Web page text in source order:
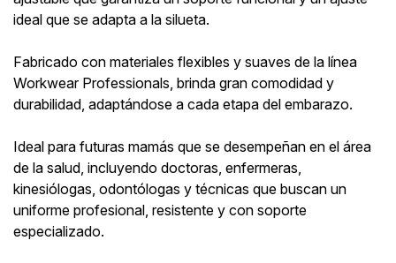
ideal que se adapta a la silueta.
Fabricado con materiales flexibles y suaves de la línea
Workwear Professionals, brinda gran comodidad y
durabilidad, adaptándose a cada etapa del embarazo.
Ideal para futuras mamás que se desempeñan en el área
de la salud, incluyendo doctoras, enfermeras,
kinesiólogas, odontólogas y técnicas que buscan un
uniforme profesional, resistente y con soporte
especializado.